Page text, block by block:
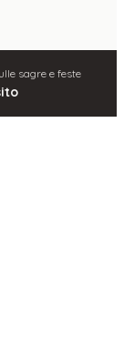
sagre e feste